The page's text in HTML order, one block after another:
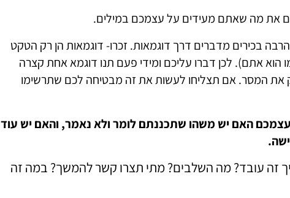
את מה שאתם מעידים על עצמכם במילים.
בכירים מדברים דרך דוגמאות. זכרו- דוגמאות הן רק הטקט
אתם). לכן דברו עליכם ומידי פעם תנו דוגמא אחת קצרה
את המסר. אם תצליחו לעשות את זה מבטיחה לכם שתרשימו
האם יש משהו שתכננתם לומר ולא נאמר, והאם יש עוד
זה עובד? מה השלבים? מתי תצרו קשר להמשך? במה זה